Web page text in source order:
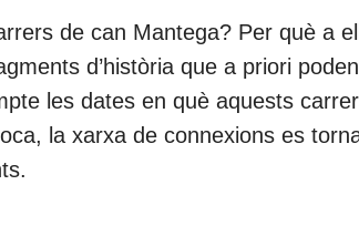
de can Mantega? Per què a
d’història que a priori
les dates en què aquests
la xarxa de connexions es